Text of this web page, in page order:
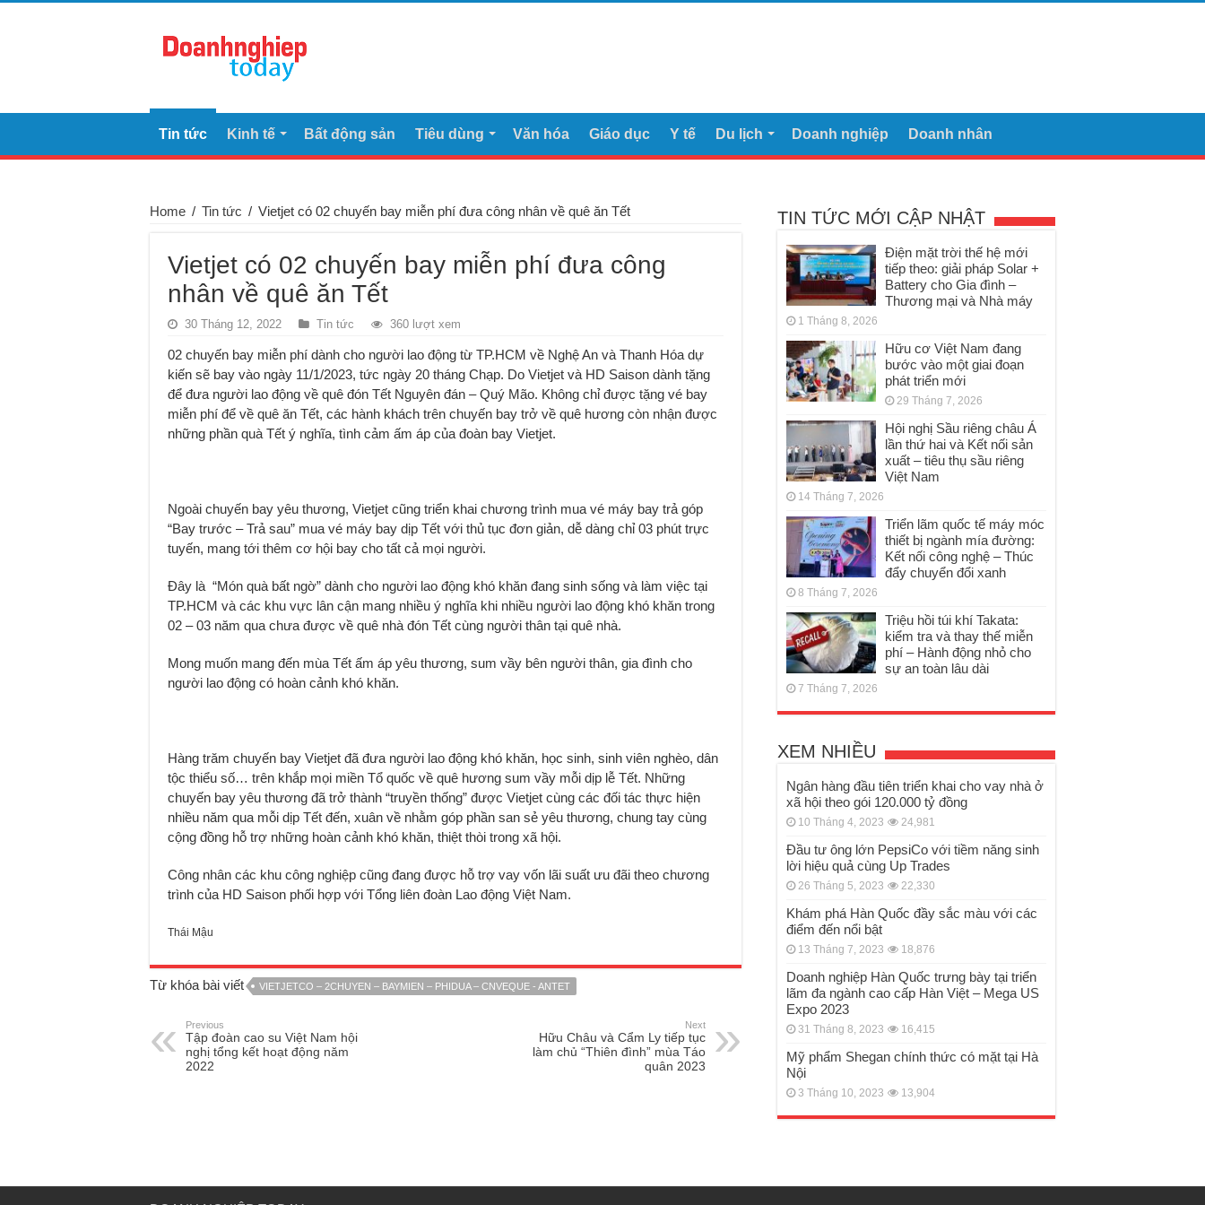
Tin tức Kinh tế Bất động sản Tiêu dùng Văn hóa Giáo dục Y tế Du lịch Doanh nghiệp Doanh nhân
Home / Tin tức / Vietjet có 02 chuyến bay miễn phí đưa công nhân về quê ăn Tết
Vietjet có 02 chuyến bay miễn phí đưa công
nhân về quê ăn Tết
30 Tháng 12, 2022 Tin tức 360 lượt xem
02 chuyến bay miễn phí dành cho người lao động từ TP.HCM về Nghệ An và Thanh Hóa dự
kiến sẽ bay vào ngày 11/1/2023, tức ngày 20 tháng Chạp. Do Vietjet và HD Saison dành tặng
để đưa người lao động về quê đón Tết Nguyên đán – Quý Mão. Không chỉ được tặng vé bay
miễn phí để về quê ăn Tết, các hành khách trên chuyến bay trở về quê hương còn nhận được
những phần quà Tết ý nghĩa, tình cảm ấm áp của đoàn bay Vietjet.
Ngoài chuyến bay yêu thương, Vietjet cũng triển khai chương trình mua vé máy bay trả góp
“Bay trước – Trả sau” mua vé máy bay dịp Tết với thủ tục đơn giản, dễ dàng chỉ 03 phút trực
tuyến, mang tới thêm cơ hội bay cho tất cả mọi người.
Đây là “Món quà bất ngờ” dành cho người lao động khó khăn đang sinh sống và làm việc tại
TP.HCM và các khu vực lân cận mang nhiều ý nghĩa khi nhiều người lao động khó khăn trong
02 – 03 năm qua chưa được về quê nhà đón Tết cùng người thân tại quê nhà.
Mong muốn mang đến mùa Tết ấm áp yêu thương, sum vầy bên người thân, gia đình cho
người lao động có hoàn cảnh khó khăn.
Hàng trăm chuyến bay Vietjet đã đưa người lao động khó khăn, học sinh, sinh viên nghèo, dân
tộc thiểu số… trên khắp mọi miền Tổ quốc về quê hương sum vầy mỗi dịp lễ Tết. Những
chuyến bay yêu thương đã trở thành “truyền thống” được Vietjet cùng các đối tác thực hiện
nhiều năm qua mỗi dịp Tết đến, xuân về nhằm góp phần san sẻ yêu thương, chung tay cùng
cộng đồng hỗ trợ những hoàn cảnh khó khăn, thiệt thòi trong xã hội.
Công nhân các khu công nghiệp cũng đang được hỗ trợ vay vốn lãi suất ưu đãi theo chương
trình của HD Saison phối hợp với Tổng liên đoàn Lao động Việt Nam.
Thái Mậu
Từ khóa bài viết VIETJETCO – 2CHUYEN – BAYMIEN – PHIDUA – CNVEQUE - ANTET
Previous
Tập đoàn cao su Việt Nam hội
nghị tổng kết hoạt động năm
2022
Next
Hữu Châu và Cẩm Ly tiếp tục
làm chủ “Thiên đình” mùa Táo
quân 2023
TIN TỨC MỚI CẬP NHẬT
Điện mặt trời thế hệ mới
tiếp theo: giải pháp Solar +
Battery cho Gia đình –
Thương mại và Nhà máy
1 Tháng 8, 2026
Hữu cơ Việt Nam đang
bước vào một giai đoạn
phát triển mới
29 Tháng 7, 2026
Hội nghị Sầu riêng châu Á
lần thứ hai và Kết nối sản
xuất – tiêu thụ sầu riêng
Việt Nam
14 Tháng 7, 2026
Triển lãm quốc tế máy móc
thiết bị ngành mía đường:
Kết nối công nghệ – Thúc
đẩy chuyển đổi xanh
8 Tháng 7, 2026
Triệu hồi túi khí Takata:
kiểm tra và thay thế miễn
phí – Hành động nhỏ cho
sự an toàn lâu dài
7 Tháng 7, 2026
XEM NHIỀU
Ngân hàng đầu tiên triển khai cho vay nhà ở
xã hội theo gói 120.000 tỷ đồng
10 Tháng 4, 2023 24,981
Đầu tư ông lớn PepsiCo với tiềm năng sinh
lời hiệu quả cùng Up Trades
26 Tháng 5, 2023 22,330
Khám phá Hàn Quốc đầy sắc màu với các
điểm đến nổi bật
13 Tháng 7, 2023 18,876
Doanh nghiệp Hàn Quốc trưng bày tại triển
lãm đa ngành cao cấp Hàn Việt – Mega US
Expo 2023
31 Tháng 8, 2023 16,415
Mỹ phẩm Shegan chính thức có mặt tại Hà
Nội
3 Tháng 10, 2023 13,904